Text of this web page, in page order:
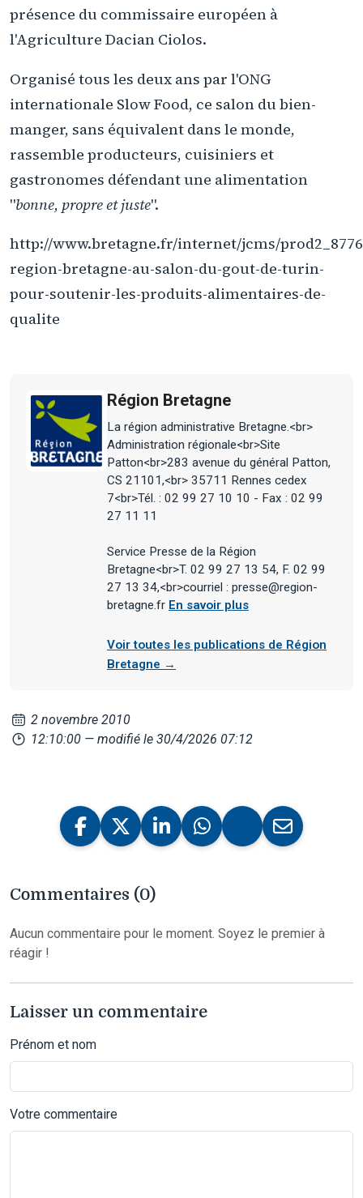
présence du commissaire européen à
l'Agriculture Dacian Ciolos.
Organisé tous les deux ans par l'ONG
internationale Slow Food, ce salon du bien-
manger, sans équivalent dans le monde,
rassemble producteurs, cuisiniers et
gastronomes défendant une alimentation
"bonne, propre et juste".
http://www.bretagne.fr/internet/jcms/
region-bretagne-au-salon-du-gout-de-turin-
pour-soutenir-les-produits-alimentaires-de-
qualite
Région Bretagne
La région administrative Bretagne.<br>
Administration régionale<br>Site
Patton<br>283 avenue du général Patton,
CS 21101,<br> 35711 Rennes cedex
7<br>Tél. : 02 99 27 10 10 - Fax : 02 99
27 11 11
Service Presse de la Région
Bretagne<br>T. 02 99 27 13 54, F. 02 99
27 13 34,<br>courriel : presse@region-
bretagne.fr En savoir plus
Voir toutes les publications de Région
Bretagne →
2 novembre 2010
12:10:00 — modifié le 30/4/2026 07:12
Commentaires (0)
Aucun commentaire pour le moment. Soyez le premier à
réagir !
Laisser un commentaire
Prénom et nom
Votre commentaire